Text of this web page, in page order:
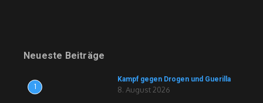
Neueste Beiträge
1
Kampf gegen Drogen und Guerilla
8. August 2026